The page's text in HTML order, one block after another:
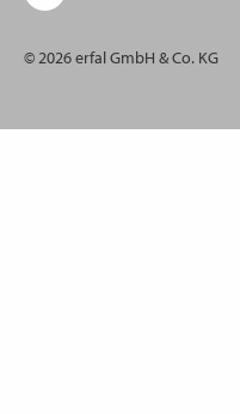
© 2026 erfal GmbH & Co. KG